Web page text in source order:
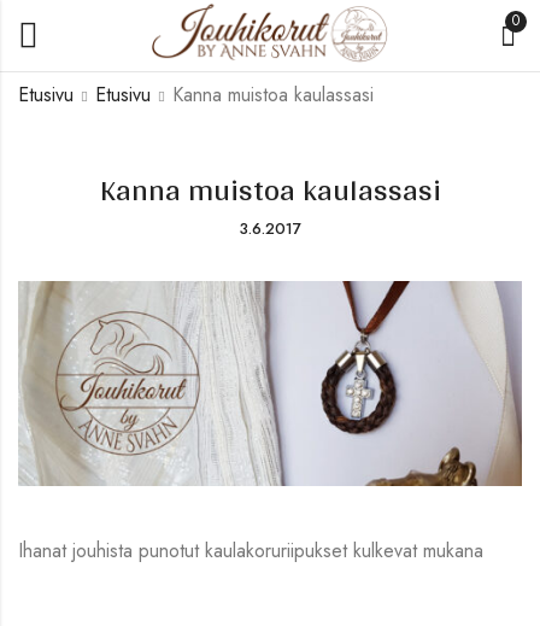
0
Etusivu Etusivu Kanna muistoa kaulassasi
Kanna muistoa kaulassasi
3.6.2017
Ihanat jouhista punotut kaulakoruriipukset kulkevat mukana